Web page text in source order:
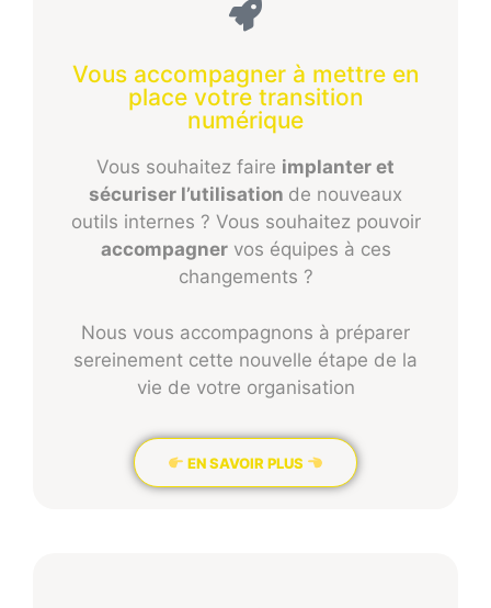
Vous accompagner à mettre en
place votre transition
numérique​
Vous souhaitez faire implanter et
sécuriser l’utilisation de nouveaux
outils internes ? Vous souhaitez pouvoir
accompagnervos équipes à ces
changements ?
Nous vous accompagnons à préparer
sereinement cette nouvelle étape de la
vie de votre organisation
EN SAVOIR PLUS